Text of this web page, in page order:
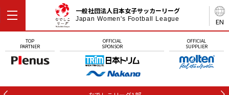
EN
一般社団法人日本女子サッカーリーグ
Japan Women's Football League
TOP
PARTNER
OFFICIAL
SPONSOR
OFFICIAL
SUPPLIER